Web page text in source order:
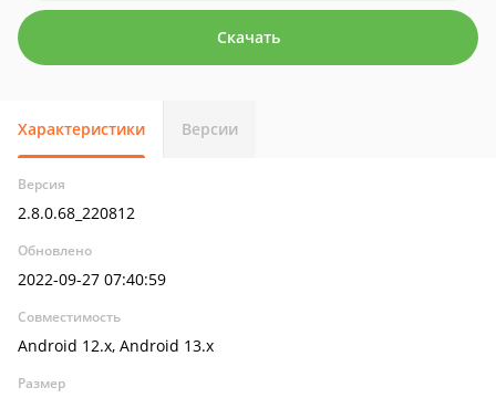
Скачать
Характеристики Версии
Версия
2.8.0.68_220812
Обновлено
2022-09-27 07:40:59
Совместимость
Android 12.x, Android 13.x
Размер